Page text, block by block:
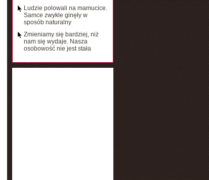
Ludzie polowali na mamucice.
Samce zwykle ginęły w
sposób naturalny
Zmieniamy się bardziej, niż
nam się wydaje. Nasza
osobowość nie jest stała